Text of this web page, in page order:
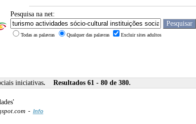
Pesquisa na net:
Todas as palavras Qualquer das palavras Excluir sites adultos
iniciativas. Resultados 61 - 80 de 380.
- Info